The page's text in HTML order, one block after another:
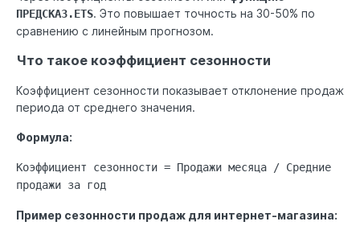
ПРЕДСКАЗ.ETS. Это повышает точность на 30-50% по
сравнению с линейным прогнозом.
Что такое коэффициент сезонности
Коэффициент сезонности показывает отклонение продаж
периода от среднего значения.
Формула:
Коэффициент сезонности = Продажи месяца / Средние
продажи за год
Пример сезонности продаж для интернет-магазина: